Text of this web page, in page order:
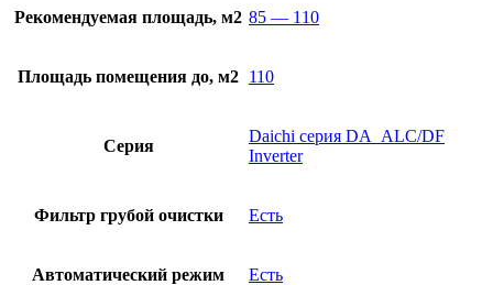
Рекомендуемая площадь, м2 85 — 110
Площадь помещения до, м2 110
Серия
Daichi серия DA_ALC/DF
Inverter
Фильтр грубой очистки Есть
Автоматический режим Есть